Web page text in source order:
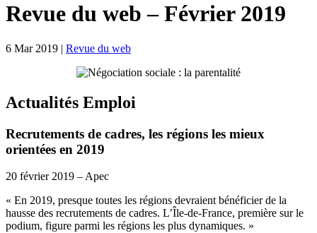
Revue du web – Février 2019
6 Mar 2019 | Revue du web
Actualités Emploi
Recrutements de cadres, les régions les mieux
orientées en 2019
20 février 2019 – Apec
« En 2019, presque toutes les régions devraient bénéficier de la
hausse des recrutements de cadres. L’Île-de-France, première sur le
podium, figure parmi les régions les plus dynamiques. »